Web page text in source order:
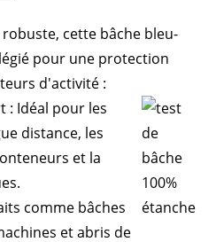
cette bâche bleu-
pour une protection
d'activité :
: Idéal pour les
distance, les
et la
comme bâches
et abris de